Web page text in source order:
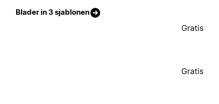
Blader in 3 sjablonen
Gratis
Gratis